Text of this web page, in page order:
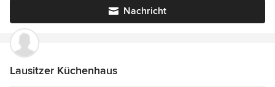
Nachricht
Lausitzer Küchenhaus